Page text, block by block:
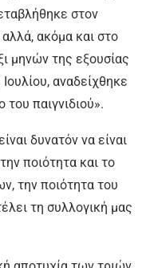
στον
ακόμα και στο
μηνών της εξουσίας
αναδείχθηκε
παιγνιδιού».
δυνατόν να είναι
ποιότητα και το
την ποιότητα του
τη συλλογική μας